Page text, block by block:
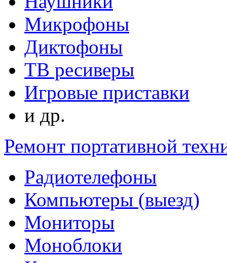
Микрофоны
Диктофоны
ТВ ресиверы
Игровые приставки
и др.
Ремонт портативной
Радиотелефоны
Компьютеры (выезд)
Мониторы
Моноблоки